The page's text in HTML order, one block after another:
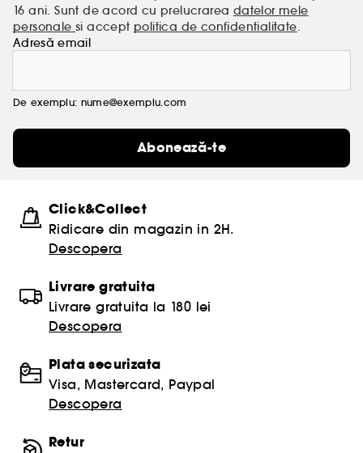
16 ani. Sunt de acord cu prelucrarea datelor mele
personalesi accept politica de confidentialitate.
Adresă email
De exemplu: nume@exemplu.com
Abonează-te
Click&Collect
Ridicare din magazin in 2H.
Descopera
Livrare gratuita
Livrare gratuita la 180 lei
Descopera
Plata securizata
Visa, Mastercard, Paypal
Descopera
Retur